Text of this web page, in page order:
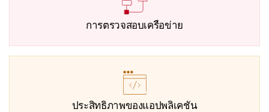
การตรวจสอบเครือข่าย
ประสิทธิภาพของแอปพลิเคชัน